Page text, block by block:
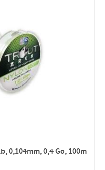
0,104mm, 0,4 Go, 100m